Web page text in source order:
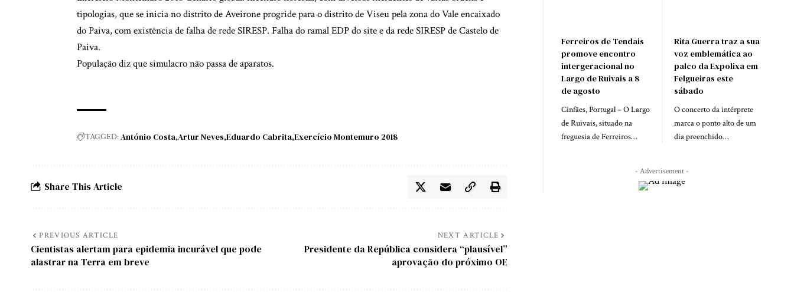
tipologias, que se inicia no distrito de Aveirone progride para o distrito de Viseu pela zona do Vale encaixado
do Paiva, com existência de falha de rede SIRESP. Falha do ramal EDP do site e da rede SIRESP de Castelo de
Paiva.
População diz que simulacro não passa de aparatos.
TAGGED:António Costa Artur Neves Eduardo Cabrita Exercício Montemuro 2018
Share This Article
PREVIOUS ARTICLE
Cientistas alertam para epidemia incurável que pode
alastrar na Terra em breve
NEXT ARTICLE
Presidente da República considera “plausível”
aprovação do próximo OE
Ferreiros de Tendais
promove encontro
intergeracional no
Largo de Ruivais a 8
de agosto
Cinfães, Portugal – O Largo
de Ruivais, situado na
freguesia de Ferreiros…
Rita Guerra traz a sua
voz emblemática ao
palco da Expolixa em
Felgueiras este
sábado
O concerto da intérprete
marca o ponto alto de um
dia preenchido…
- Advertisement -